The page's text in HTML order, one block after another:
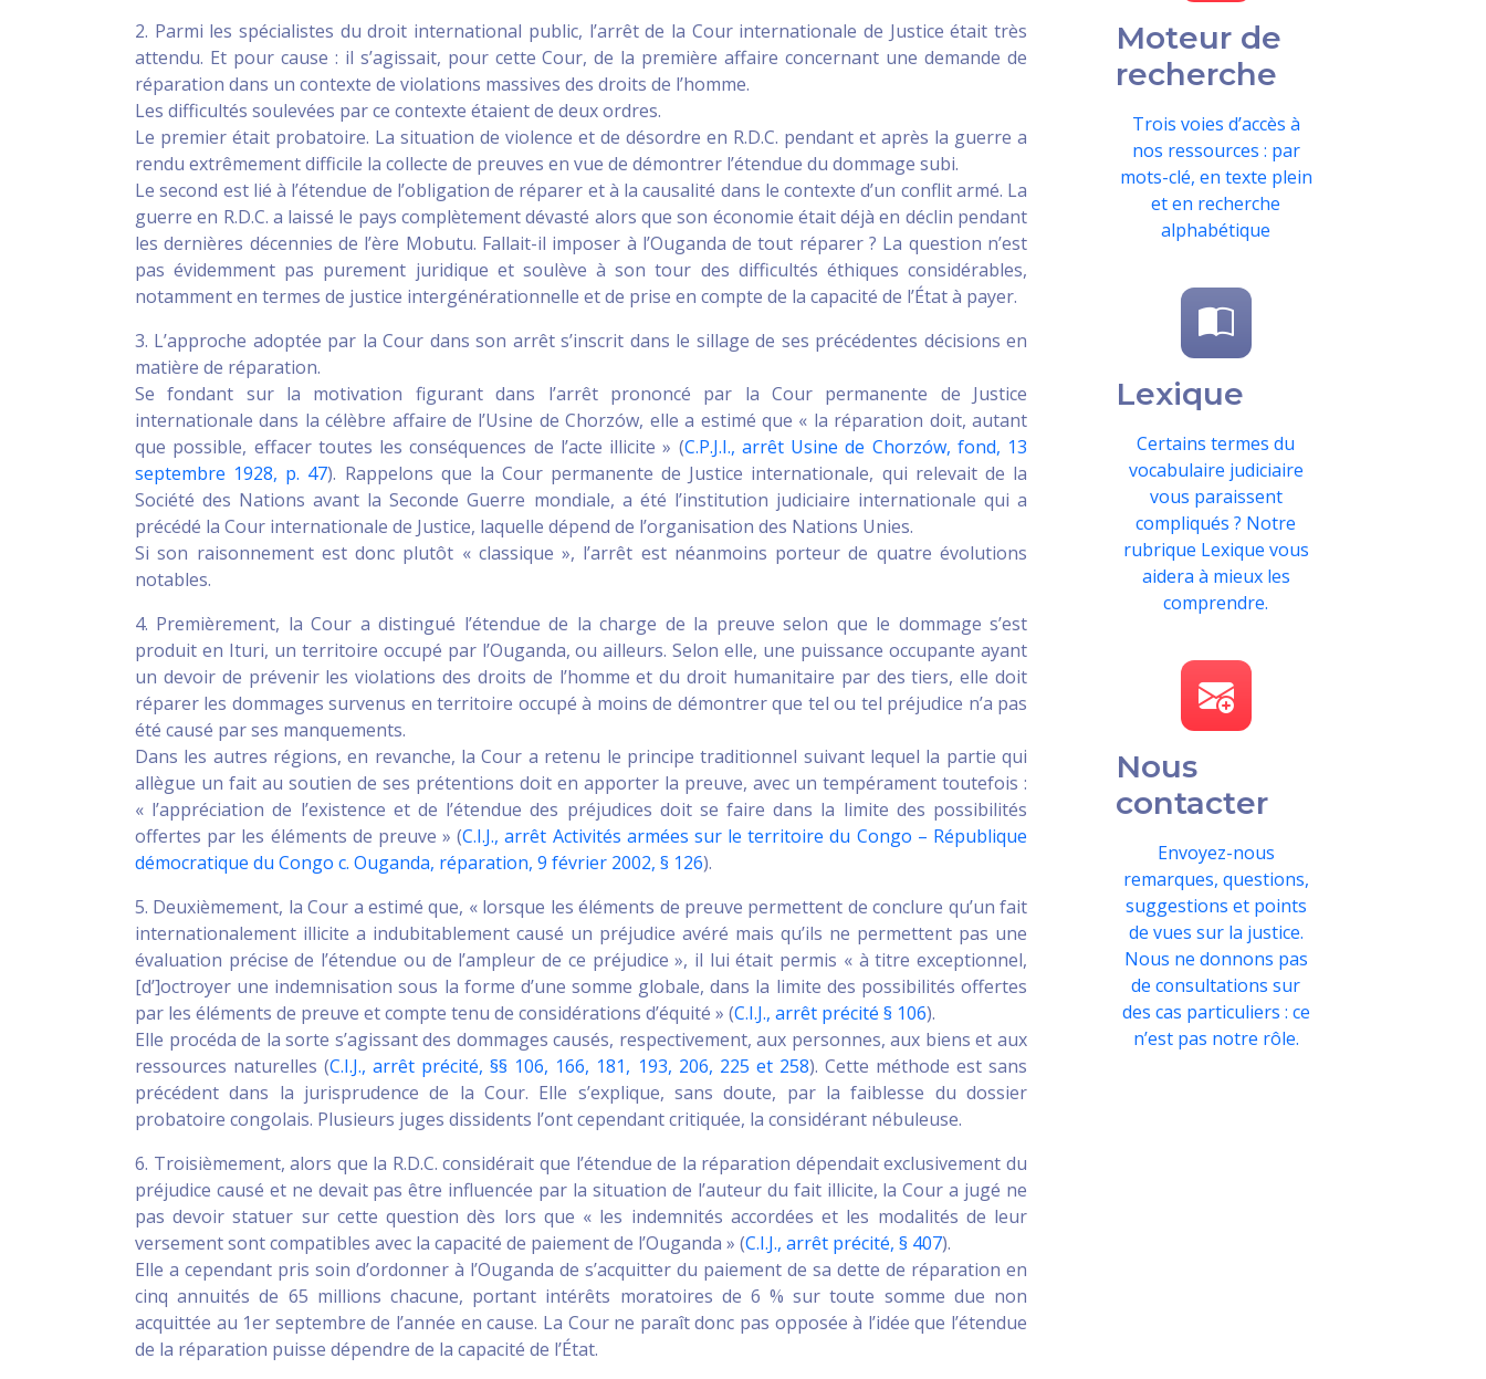
2. Parmi les spécialistes du droit international public, l’arrêt de la Cour internationale de Justice était très
attendu. Et pour cause : il s’agissait, pour cette Cour, de la première affaire concernant une demande de
réparation dans un contexte de violations massives des droits de l’homme.
Les difficultés soulevées par ce contexte étaient de deux ordres.
Le premier était probatoire. La situation de violence et de désordre en R.D.C. pendant et après la guerre a
rendu extrêmement difficile la collecte de preuves en vue de démontrer l’étendue du dommage subi.
Le second est lié à l’étendue de l’obligation de réparer et à la causalité dans le contexte d’un conflit armé. La
guerre en R.D.C. a laissé le pays complètement dévasté alors que son économie était déjà en déclin pendant
les dernières décennies de l’ère Mobutu. Fallait-il imposer à l’Ouganda de tout réparer ? La question n’est
pas évidemment pas purement juridique et soulève à son tour des difficultés éthiques considérables,
notamment en termes de justice intergénérationnelle et de prise en compte de la capacité de l’État à payer.
3. L’approche adoptée par la Cour dans son arrêt s’inscrit dans le sillage de ses précédentes décisions en
matière de réparation.
Se fondant sur la motivation figurant dans l’arrêt prononcé par la Cour permanente de Justice
internationale dans la célèbre affaire de l’Usine de Chorzów, elle a estimé que « la réparation doit, autant
que possible, effacer toutes les conséquences de l’acte illicite » (C.P.J.I., arrêt Usine de Chorzów, fond, 13
septembre 1928, p. 47). Rappelons que la Cour permanente de Justice internationale, qui relevait de la
Société des Nations avant la Seconde Guerre mondiale, a été l’institution judiciaire internationale qui a
précédé la Cour internationale de Justice, laquelle dépend de l’organisation des Nations Unies.
Si son raisonnement est donc plutôt « classique », l’arrêt est néanmoins porteur de quatre évolutions
notables.
4. Premièrement, la Cour a distingué l’étendue de la charge de la preuve selon que le dommage s’est
produit en Ituri, un territoire occupé par l’Ouganda, ou ailleurs. Selon elle, une puissance occupante ayant
un devoir de prévenir les violations des droits de l’homme et du droit humanitaire par des tiers, elle doit
réparer les dommages survenus en territoire occupé à moins de démontrer que tel ou tel préjudice n’a pas
été causé par ses manquements.
Dans les autres régions, en revanche, la Cour a retenu le principe traditionnel suivant lequel la partie qui
allègue un fait au soutien de ses prétentions doit en apporter la preuve, avec un tempérament toutefois :
« l’appréciation de l’existence et de l’étendue des préjudices doit se faire dans la limite des possibilités
offertes par les éléments de preuve » (C.I.J., arrêt Activités armées sur le territoire du Congo – République
démocratique du Congo c. Ouganda, réparation, 9 février 2002, § 126).
5. Deuxièmement, la Cour a estimé que, « lorsque les éléments de preuve permettent de conclure qu’un fait
internationalement illicite a indubitablement causé un préjudice avéré mais qu’ils ne permettent pas une
évaluation précise de l’étendue ou de l’ampleur de ce préjudice », il lui était permis « à titre exceptionnel,
[d’]octroyer une indemnisation sous la forme d’une somme globale, dans la limite des possibilités offertes
par les éléments de preuve et compte tenu de considérations d’équité » (C.I.J., arrêt précité § 106).
Elle procéda de la sorte s’agissant des dommages causés, respectivement, aux personnes, aux biens et aux
ressources naturelles (C.I.J., arrêt précité, §§ 106, 166, 181, 193, 206, 225 et 258). Cette méthode est sans
précédent dans la jurisprudence de la Cour. Elle s’explique, sans doute, par la faiblesse du dossier
probatoire congolais. Plusieurs juges dissidents l’ont cependant critiquée, la considérant nébuleuse.
6. Troisièmement, alors que la R.D.C. considérait que l’étendue de la réparation dépendait exclusivement du
préjudice causé et ne devait pas être influencée par la situation de l’auteur du fait illicite, la Cour a jugé ne
pas devoir statuer sur cette question dès lors que « les indemnités accordées et les modalités de leur
versement sont compatibles avec la capacité de paiement de l’Ouganda » (C.I.J., arrêt précité, § 407).
Elle a cependant pris soin d’ordonner à l’Ouganda de s’acquitter du paiement de sa dette de réparation en
cinq annuités de 65 millions chacune, portant intérêts moratoires de 6 % sur toute somme due non
acquittée au 1er septembre de l’année en cause. La Cour ne paraît donc pas opposée à l’idée que l’étendue
de la réparation puisse dépendre de la capacité de l’État.
Moteur de
recherche
Trois voies d’accès à
nos ressources : par
mots-clé, en texte plein
et en recherche
alphabétique
Lexique
Certains termes du
vocabulaire judiciaire
vous paraissent
compliqués ? Notre
rubrique Lexique vous
aidera à mieux les
comprendre.
Nous
contacter
Envoyez-nous
remarques, questions,
suggestions et points
de vues sur la justice.
Nous ne donnons pas
de consultations sur
des cas particuliers : ce
n’est pas notre rôle.